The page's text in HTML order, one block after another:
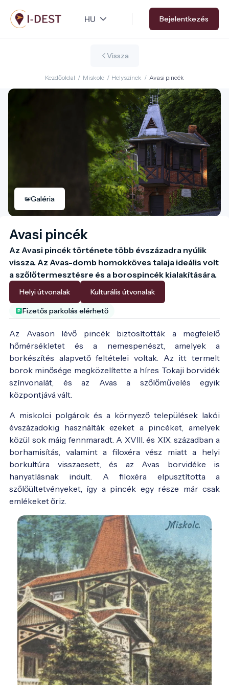
Ugrás
a
tartalomra
Bejelentkezés
Vissza
Kezdőoldal / Miskolc / Helyszínek / Avasi pincék
Galéria
Avasi pincék
Az Avasi pincék története több évszázadra nyúlik
vissza. Az Avas-domb homokköves talaja ideális volt
a szőlőtermesztésre és a borospincék kialakítására.
Helyi útvonalak Kulturális útvonalak
Fizetős parkolás elérhető
Az Avason lévő pincék biztosították a megfelelő
hőmérsékletet és a nemespenészt, amelyek a
borkészítés alapvető feltételei voltak. Az itt termelt
borok minősége megközelítette a híres Tokaji borvidék
színvonalát, és az Avas a szőlőművelés egyik
központjává vált.
A miskolci polgárok és a környező települések lakói
évszázadokig használták ezeket a pincéket, amelyek
közül sok máig fennmaradt. A XVIII. és XIX. században a
borhamisítás, valamint a filoxéra vész miatt a helyi
borkultúra visszaesett, és az Avas borvidéke is
hanyatlásnak indult. A filoxéra elpusztította a
szőlőültetvényeket, így a pincék egy része már csak
emlékeket őriz.